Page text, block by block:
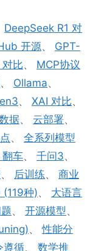
DeepSeek R1 对
开源、 GPT-
比、 MCP协议
、 Ollama、
、 XAI 对比、
据、 云部署、
、 全系列模型
车、 千问3、
、 后训练、 商业
(119种)、 大语言
、 开源模型、
、性能分
遵循、 数学推